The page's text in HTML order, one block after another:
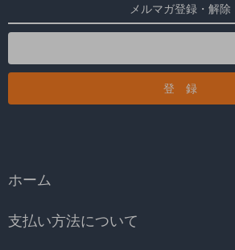
メルマガ登録・解除
ホーム
支払い方法について